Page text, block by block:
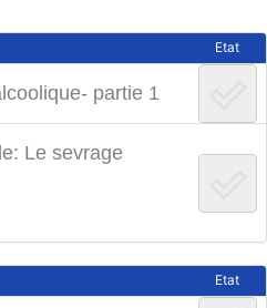
Etat
partie 1
Le sevrage
Etat